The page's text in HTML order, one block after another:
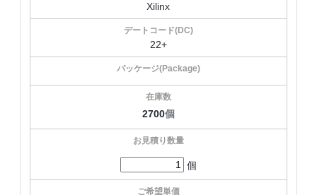
Xilinx
22+
2700個
個